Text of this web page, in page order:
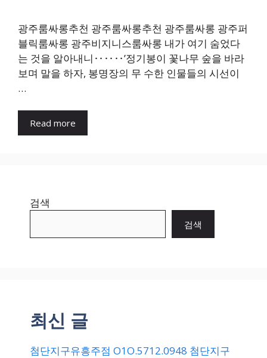
광주룸싸롱추천 광주룸싸롱추천 광주룸싸롱 광주퍼
블릭룸싸롱 광주비지니스룸싸롱 내가 여기 숨었다
는 것을 알아내니‥‥‥’정기봉이 꽃나무 숲을 바라
보며 말을 하자, 봉명장의 무 수한 인물들의 시선이
…
Read more
검색
검색
최신 글
첨단지구유흥주점 O1O.5712.0948 첨단지구